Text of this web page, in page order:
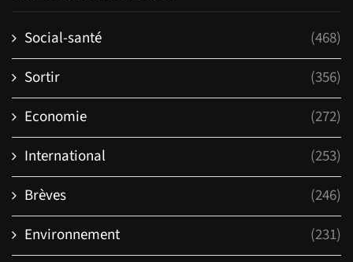
Social-santé
(468)
Sortir
(356)
Economie
(272)
International
(253)
Brèves
(246)
Environnement
(231)